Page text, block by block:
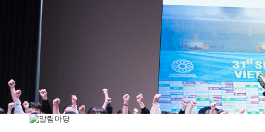
학교 CI
교직원현황
학생현황
위치/전화
전경사진